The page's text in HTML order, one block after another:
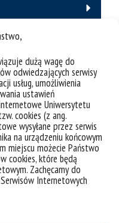
dużą wagę do
odwiedzających serwisy
usług, umożliwienia
ustawień
Uniwersytetu
cookies (z ang.
wysyłane przez serwis
na urządzeniu końcowym
miejscu możecie Państwo
cookies, które będą
Zachęcamy do
Internetowych